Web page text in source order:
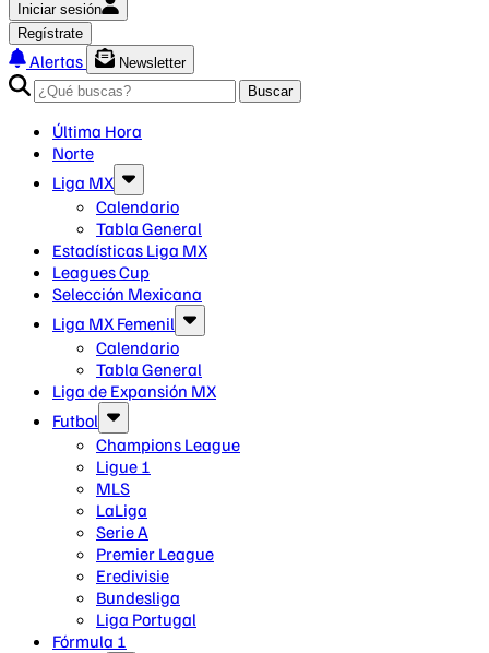
Iniciar sesión
Regístrate
Alertas
Newsletter
Buscar
Última Hora
Norte
Liga MX
Calendario
Tabla General
Estadísticas Liga MX
Leagues Cup
Selección Mexicana
Liga MX Femenil
Calendario
Tabla General
Liga de Expansión MX
Futbol
Champions League
Ligue 1
MLS
LaLiga
Serie A
Premier League
Eredivisie
Bundesliga
Liga Portugal
Fórmula 1